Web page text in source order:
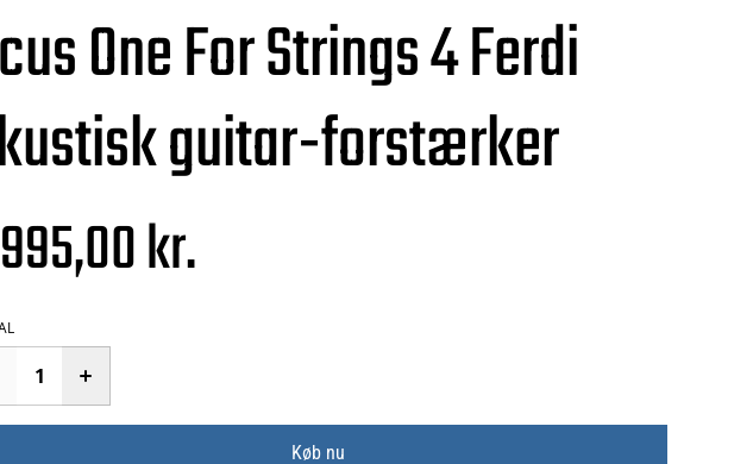
One For Strings 4 Ferdi
guitar-forstærker
kr.
Køb nu